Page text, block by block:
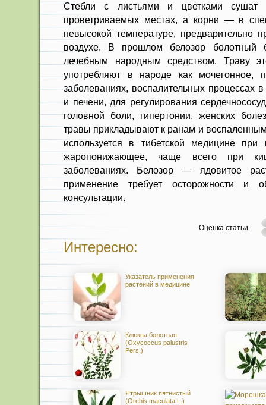
Стебли с листьями и цветками сушат
проветриваемых местах, а корни — в
невысокой температуре, предварительно
воздухе. В прошлом белозор болотный
лечебным народным средством. Траву
употребляют в народе как мочегонное,
заболеваниях, воспалительных процессах
и печени, для регулирования
головной боли, гипертонии, женских
травы прикладывают к ранам и
используется в тибетской медицине
жаропонижающее, чаще всего при
заболеваниях. Белозор — ядовитое
применение требует осторожности и
консультации.
Оценка статьи
Интересно:
Указатель применения
растений в медицине
Клюква болотная
(Oxycoccus palustris
Pers.)
Ятрышник пятнистый
(Orchis maculata L.)